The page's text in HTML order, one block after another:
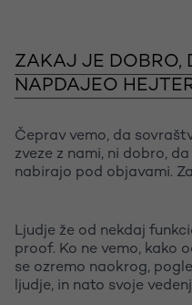
ZAKAJ JE DOBRO,
NAPDAJEO
Čeprav vemo, da
zveze z nami, ni dobro,
nabirajo pod objavami.
Ljudje že od nekdaj
proof. Ko ne vemo, kako
se ozremo naokrog,
ljudje, in nato svoje